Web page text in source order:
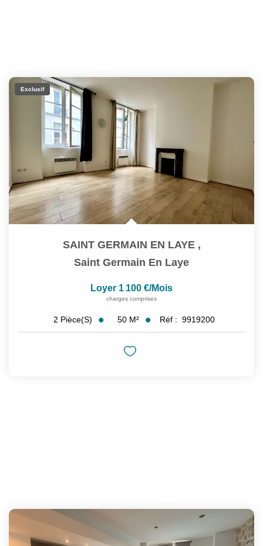
Exclusif
SAINT GERMAIN EN LAYE ,
Saint Germain En Laye
Loyer 1 100 €/mois
charges comprises
2 Pièce(s) 50 M² Réf : 9919200